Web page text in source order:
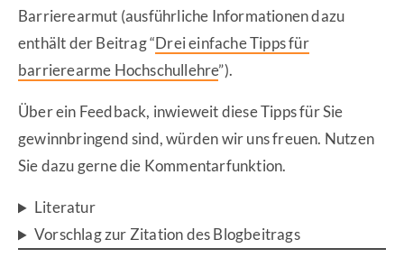
Barrierearmut (ausführliche Informationen dazu
enthält der Beitrag “Drei einfache Tipps für
barrierearme Hochschullehre”).
Über ein Feedback, inwieweit diese Tipps für Sie
gewinnbringend sind, würden wir uns freuen. Nutzen
Sie dazu gerne die Kommentarfunktion.
Literatur
Vorschlag zur Zitation des Blogbeitrags